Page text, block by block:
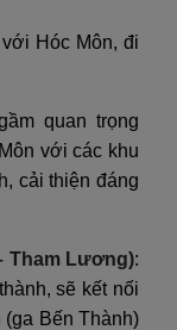
Hóc Môn, đi
quan trọng
với các khu
cải thiện đáng
Tham Lương):
sẽ kết nối
(ga Bến Thành)